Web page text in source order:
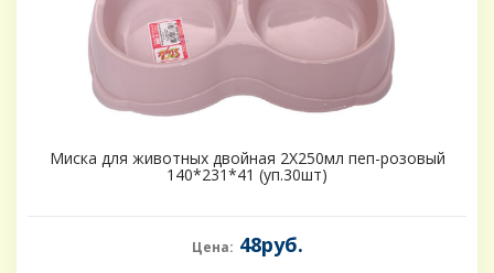
Миска для животных двойная 2Х250мл пеп-розовый
140*231*41 (уп.30шт)
Цена: 48руб.